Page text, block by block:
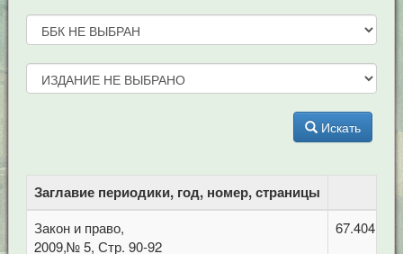
Искать
Заглавие периодики, год, номер, страницы
Закон и право,
2009,№ 5, Стр. 90-92
67.404